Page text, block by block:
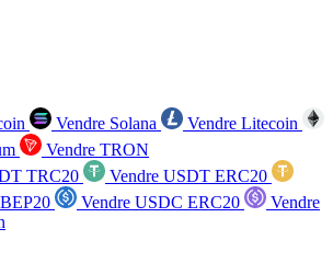
Vendre Solana
Vendre Litecoin
Vendre TRON
TRC20
Vendre USDT ERC20
Vendre USDC ERC20
Vendre